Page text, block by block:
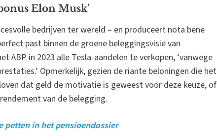
Elon Musk’
bedrijven ter wereld – en produceert nota bene
past binnen de groene beleggingsvisie van
ABP in 2023 alle Tesla-aandelen te verkopen, ‘vanwege
Opmerkelijk, gezien de riante beloningen die het
dat geld de motivatie is geweest voor deze keuze, of
van de belegging.
petten in het pensioendossier